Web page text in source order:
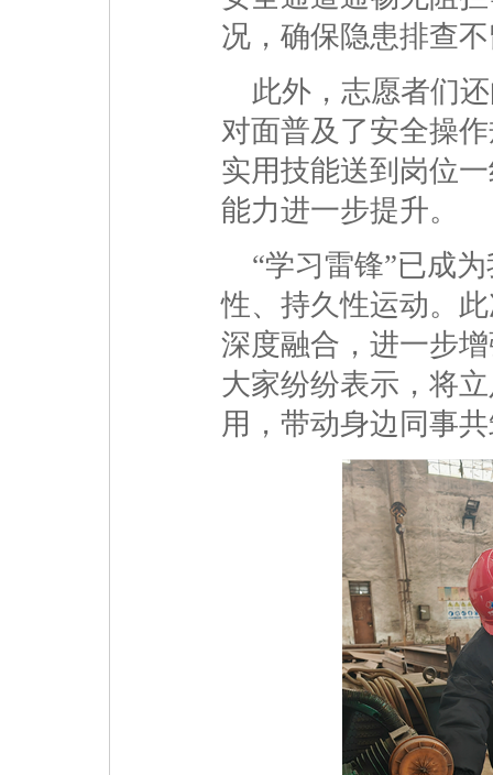
况，确保隐患排查
此外，志愿者们
对面普及了安全操
实用技能送到岗位
能力进一步提升。
“学习雷锋”已成
性、持久性运动。
深度融合，进一步
大家纷纷表示，将
用，带动身边同事